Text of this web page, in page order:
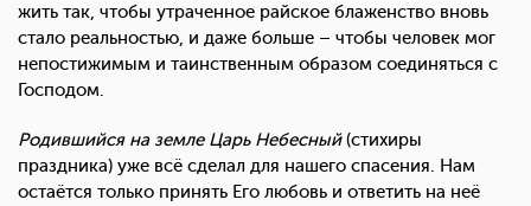
жить так, чтобы утраченное райское блаженство вновь
стало реальностью, и даже больше – чтобы человек мог
непостижимым и таинственным образом соединяться с
Господом.
Родившийся на земле Царь Небесный(стихиры
праздника) уже всё сделал для нашего спасения. Нам
остаётся только принять Его любовь и ответить на неё